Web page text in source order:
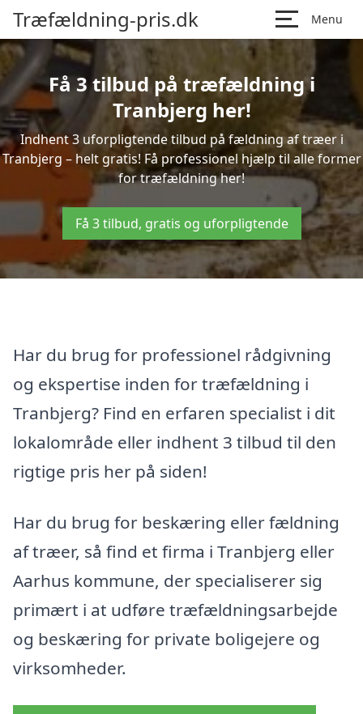
Træfældning-pris.dk Menu
Få 3 tilbud på træfældning i
Tranbjerg her!
Indhent 3 uforpligtende tilbud på fældning af træer i
Tranbjerg – helt gratis! Få professionel hjælp til alle former
for træfældning her!
Få 3 tilbud, gratis og uforpligtende
Har du brug for professionel rådgivning
og ekspertise inden for træfældning i
Tranbjerg? Find en erfaren specialist i dit
lokalområde eller indhent 3 tilbud til den
rigtige pris her på siden!
Har du brug for beskæring eller fældning
af træer, så find et firma i Tranbjerg eller
Aarhus kommune, der specialiserer sig
primært i at udføre træfældningsarbejde
og beskæring for private boligejere og
virksomheder.